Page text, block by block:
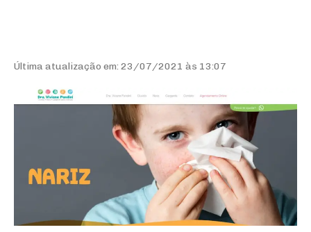
Última atualização em: 23/07/2021 às 13:07